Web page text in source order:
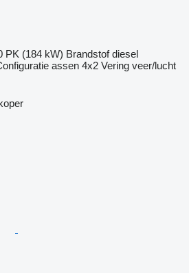
PK (184 kW) Brandstof diesel
assen 4x2 Vering veer/lucht